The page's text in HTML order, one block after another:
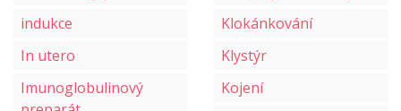
indukce
In utero
Imunoglobulinový
Klokánkování
Klystýr
Kojení